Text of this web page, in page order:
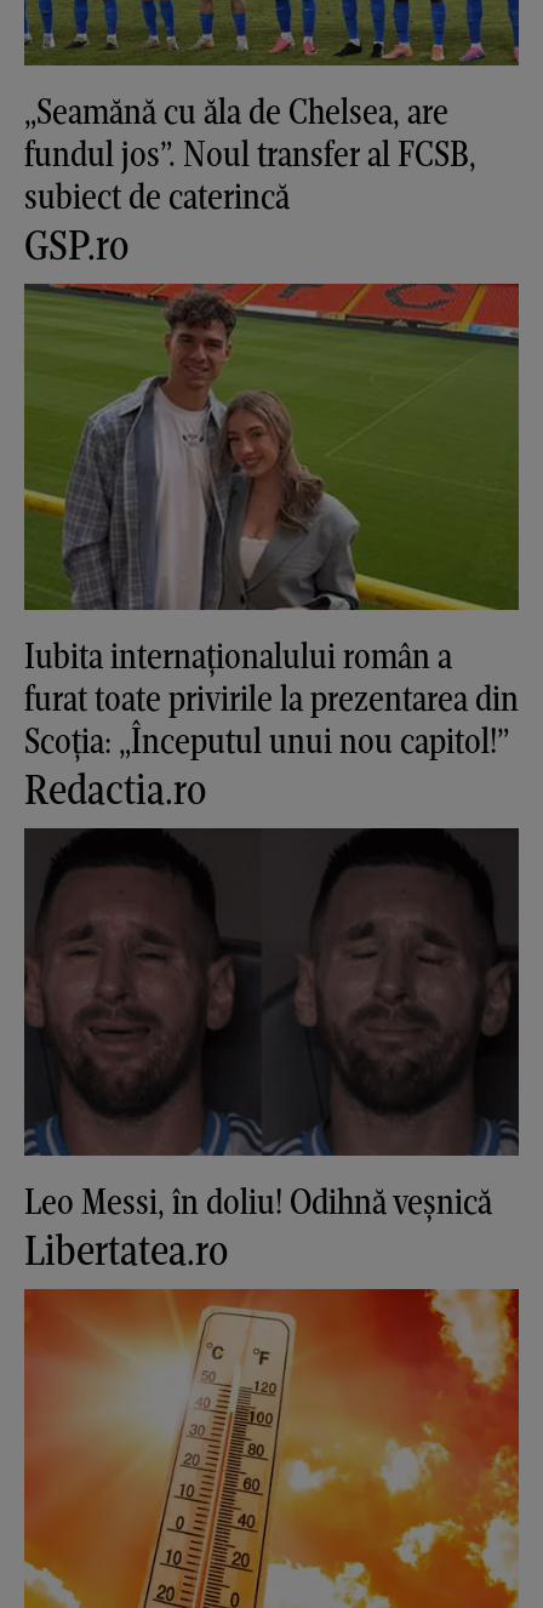
„Seamănă cu ăla de Chelsea, are
fundul jos”. Noul transfer al FCSB,
subiect de caterincă
GSP.ro
Iubita internaționalului român a
furat toate privirile la prezentarea din
Scoția: „Începutul unui nou capitol!”
Redactia.ro
Leo Messi, în doliu! Odihnă veșnică
Libertatea.ro